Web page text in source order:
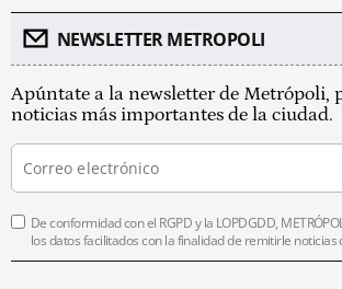
NEWSLETTER METROPOLI
Apúntate a la newsletter de Metrópoli,
noticias más importantes de la ciudad.
De conformidad con el RGPD y la LOPDGDD,
los datos facilitados con la finalidad de remitirle noticias